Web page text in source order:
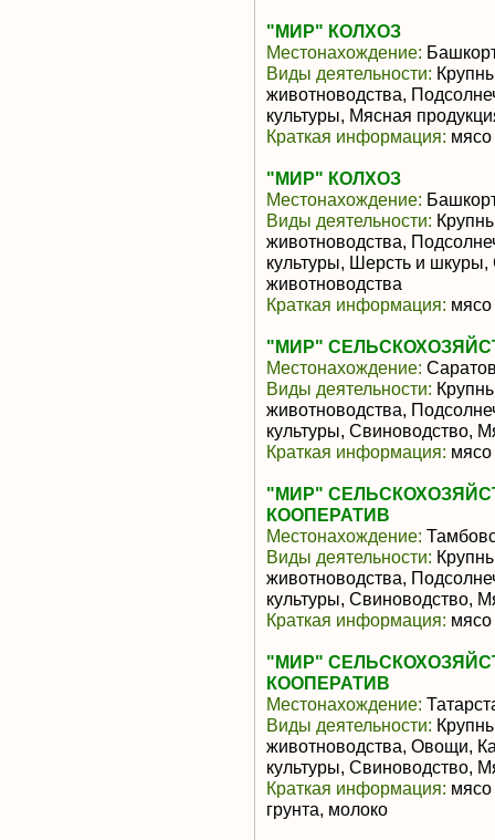
"МИР" КОЛХОЗ
Местонахождение:
Виды деятельности:
животноводства,
культуры, Мясная
Краткая информация: мясо
"МИР" КОЛХОЗ
Местонахождение:
Виды деятельности:
животноводства,
культуры, Шерсть и
животноводства
Краткая информация: мясо
"МИР"
Местонахождение:
Виды деятельности:
животноводства,
культуры, Свиноводство,
Краткая информация: мясо
"МИР"
КООПЕРАТИВ
Местонахождение:
Виды деятельности:
животноводства,
культуры, Свиноводство,
Краткая информация: мясо
"МИР"
КООПЕРАТИВ
Местонахождение:
Виды деятельности:
животноводства, Овощи,
культуры, Свиноводство,
Краткая информация: мясо
грунта, молоко